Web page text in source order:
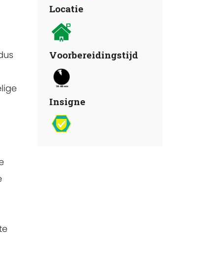
Locatie
Voorbereidingstijd
Insigne